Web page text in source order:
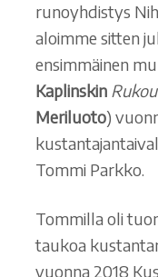
runoyhdistys
aloimme sitten
ensimmäinen
Kaplinskin
Meriluoto)
Tommi Parkko.
Tommilla oli
taukoa
vuonna 2018